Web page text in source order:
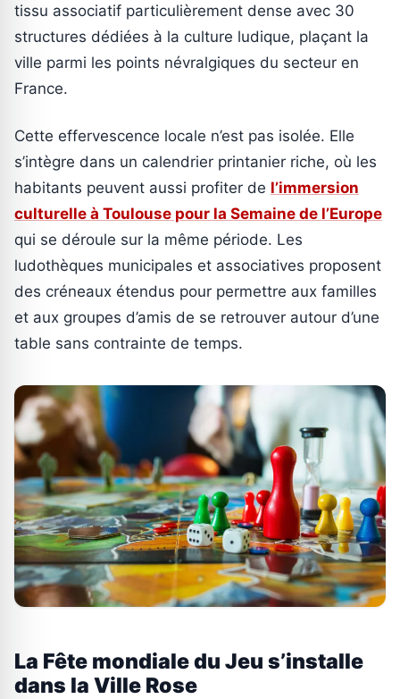
tissu associatif particulièrement dense avec 30
structures dédiées à la culture ludique, plaçant la
ville parmi les points névralgiques du secteur en
France.
Cette effervescence locale n’est pas isolée. Elle
s’intègre dans un calendrier printanier riche, où les
habitants peuvent aussi profiter de l’immersion
culturelle à Toulouse pour la Semaine de l’Europe
qui se déroule sur la même période. Les
ludothèques municipales et associatives proposent
des créneaux étendus pour permettre aux familles
et aux groupes d’amis de se retrouver autour d’une
table sans contrainte de temps.
La Fête mondiale du Jeu s’installe
dans la Ville Rose